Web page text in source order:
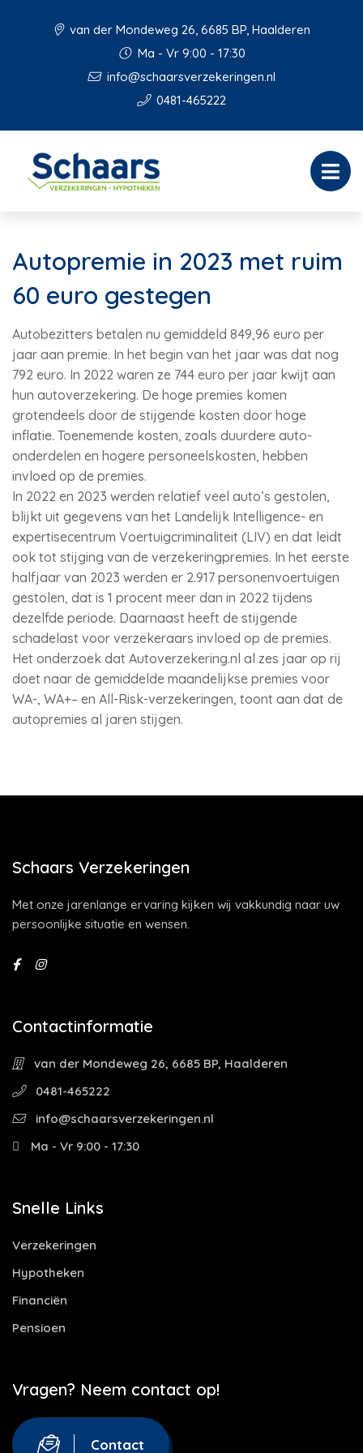
van der Mondeweg 26, 6685 BP, Haalderen
Ma - Vr 9:00 - 17:30
info@schaarsverzekeringen.nl
0481-465222
Autopremie in 2023 met ruim
60 euro gestegen
Autobezitters betalen nu gemiddeld 849,96 euro per
jaar aan premie. In het begin van het jaar was dat nog
792 euro. In 2022 waren ze 744 euro per jaar kwijt aan
hun autoverzekering. De hoge premies komen
grotendeels door de stijgende kosten door hoge
inflatie. Toenemende kosten, zoals duurdere auto-
onderdelen en hogere personeelskosten, hebben
invloed op de premies.
In 2022 en 2023 werden relatief veel auto’s gestolen,
blijkt uit gegevens van het Landelijk Intelligence- en
expertisecentrum Voertuigcriminaliteit (LIV) en dat leidt
ook tot stijging van de verzekeringpremies. In het eerste
halfjaar van 2023 werden er 2.917 personenvoertuigen
gestolen, dat is 1 procent meer dan in 2022 tijdens
dezelfde periode. Daarnaast heeft de stijgende
schadelast voor verzekeraars invloed op de premies.
Het onderzoek dat Autoverzekering.nl al zes jaar op rij
doet naar de gemiddelde maandelijkse premies voor
WA-, WA+– en All-Risk-verzekeringen, toont aan dat de
autopremies al jaren stijgen.
Schaars Verzekeringen
Met onze jarenlange ervaring kijken wij vakkundig naar uw
persoonlijke situatie en wensen.
Contactinformatie
van der Mondeweg 26, 6685 BP, Haalderen
0481-465222
info@schaarsverzekeringen.nl
Ma - Vr 9:00 - 17:30
Snelle Links
Verzekeringen
Hypotheken
Financiën
Pensioen
Vragen? Neem contact op!
Contact